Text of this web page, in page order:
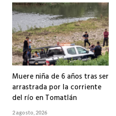
Muere niña de 6 años tras ser
arrastrada por la corriente
del río en Tomatlán
2 agosto, 2026